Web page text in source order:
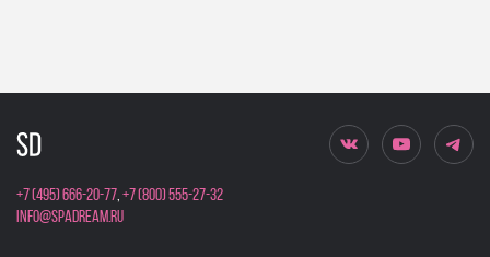
+7 (495) 666-20-77,+7 (800) 555-27-32
info@spadream.ru